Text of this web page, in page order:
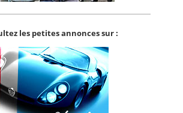
les petites annonces sur :